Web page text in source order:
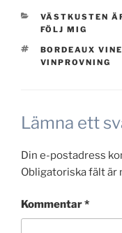
KATEGORIER
VÄSTKUSTEN
FÖLJ MIG
TAGGAR
BORDEAUX
VINPROVNING
Lämna ett
Din e-postadress
Obligatoriska fält är
Kommentar*